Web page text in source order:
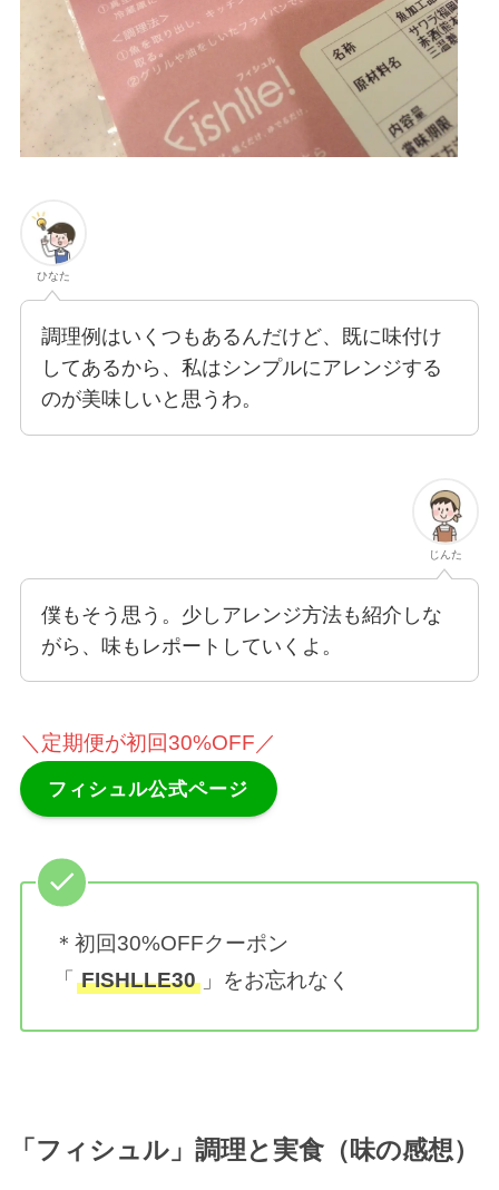
ひなた
調理例はいくつもあるんだけど、既に味付け
してあるから、私はシンプルにアレンジする
のが美味しいと思うわ。
じんた
僕もそう思う。少しアレンジ方法も紹介しな
がら、味もレポートしていくよ。
＼定期便が初回30%OFF／
フィシュル公式ページ
＊初回30%OFFクーポン
「
FISHLLE30 」をお忘れなく
「フィシュル」調理と実食（味の感想）